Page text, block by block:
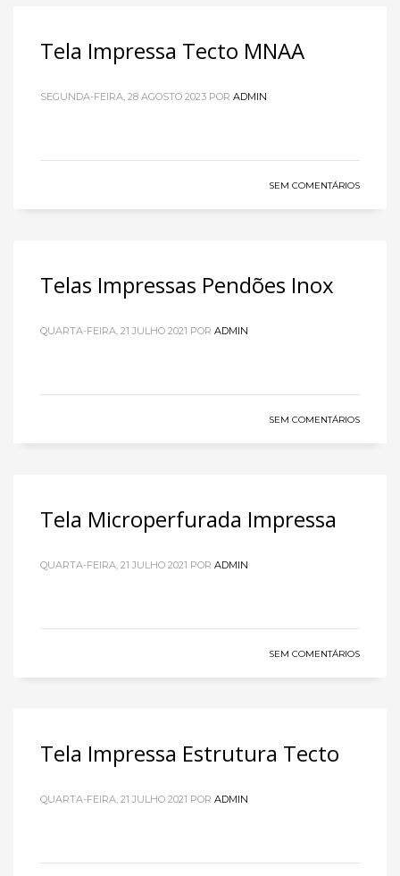
Tela Impressa Tecto MNAA
SEGUNDA-FEIRA, 28 AGOSTO 2023 POR ADMIN
SEM COMENTÁRIOS
Telas Impressas Pendões Inox
QUARTA-FEIRA, 21 JULHO 2021 POR ADMIN
SEM COMENTÁRIOS
Tela Microperfurada Impressa
QUARTA-FEIRA, 21 JULHO 2021 POR ADMIN
SEM COMENTÁRIOS
Tela Impressa Estrutura Tecto
QUARTA-FEIRA, 21 JULHO 2021 POR ADMIN